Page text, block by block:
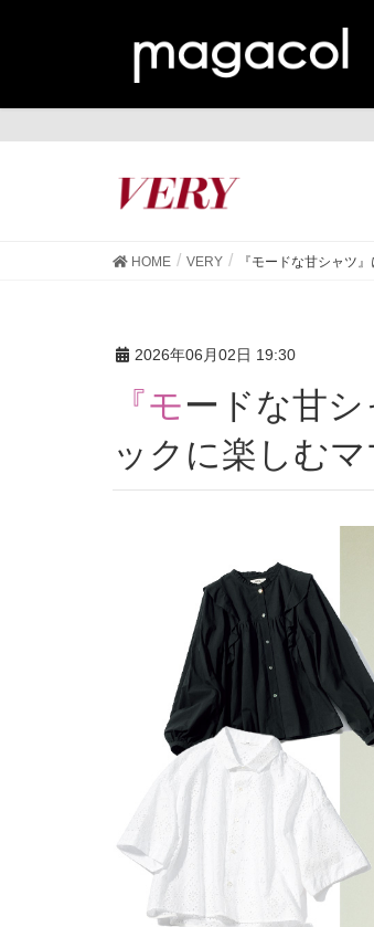
HOME VERY 『モードな甘シャツ
2026年06月02日 19:30
『モードな甘シャツ』に熱視線！フリル・花柄をシ
ックに楽しむマ